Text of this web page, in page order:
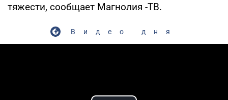
тяжести, сообщает Магнолия -ТВ.
Видео дня